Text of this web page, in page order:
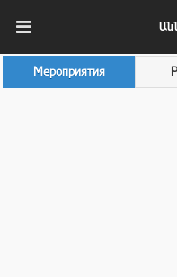
Мероприятия